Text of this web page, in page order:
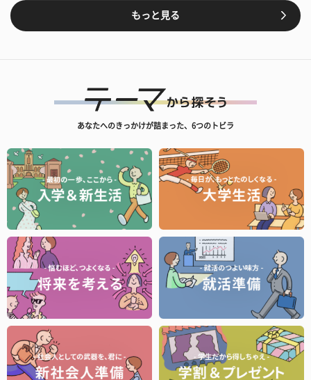
もっと見る
あなたへのきっかけが詰まった、6つのトビラ